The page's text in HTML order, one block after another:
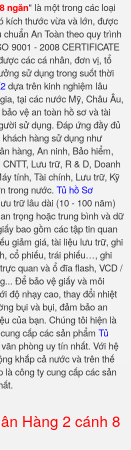
ngăn" là một trong các loại
kích thước vừa và lớn, được
An Toàn theo quy trình
9001 - 2008 CERTIFICATE
các cá nhân, đơn vị, tổ
sử dụng trong suốt thời
dựa trên kinh nghiệm lâu
tại các nước Mỹ, Châu Âu,
vệ an toàn hồ sơ và tài
sử dụng. Đáp ứng đầy đủ
hàng sử dụng như
hàng, An ninh, Bảo hiểm,
Lưu trữ, R & D, Doanh
tính, Tài chính, Lưu trữ, Kỹ
trong nước. Tủ hồ Sơ
trữ lâu dài (10 - 100 năm)
trọng hoặc trung bình và dữ
bao gồm các tập tin quan
giảm giá, tài liệu lưu trữ, ghi
cổ phiếu, trái phiếu…, ghi
quan và ổ đĩa flash, VCD /
Để bảo vệ giấy và môi
độ nhạy cao, thay đổi nhiệt
bụi và bụi, đảm bảo an
của bạn. Chúng tôi hiện là
cấp các sản phẩm Tủ
phòng uy tín nhất. Với hệ
khắp cả nước và trên thế
là công ty cung cấp các sản
Hàng 2 cánh 8